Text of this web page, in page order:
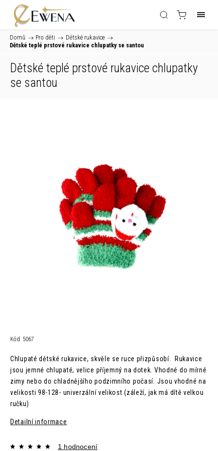
Domů / Pro děti / Dětské rukavice /
Dětské teplé prstové rukavice chlupatky se santou
Dětské teplé prstové rukavice chlupatky
se santou
Kód: 5067
Chlupaté dětské rukavice, skvěle se ruce přizpůsobí. Rukavice
jsou jemné chlupaté, velice příjemný na dotek. Vhodné do mírné
zimy nebo do chladnějšího podzimního počasí. Jsou vhodné na
velikosti 98-128- univerzální velikost (záleží, jak má dítě velkou
ručku)
Detailní informace
1 hodnocení